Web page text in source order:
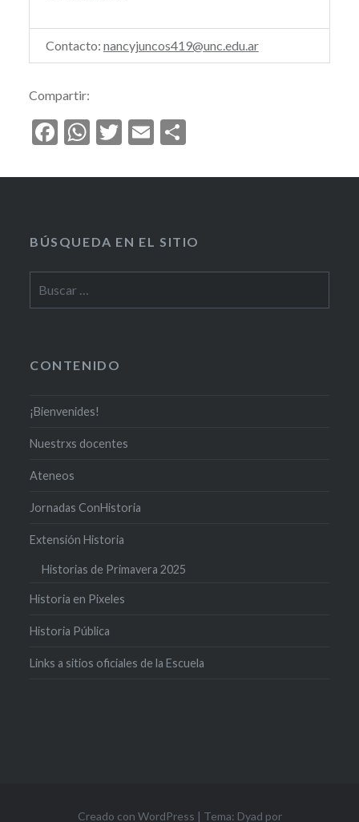
Contacto: nancyjuncos419@unc.edu.ar
Compartir:
Facebook
WhatsApp
Twitter
EmailCompartir
BÚSQUEDA EN EL SITIO
CONTENIDO
¡Bienvenides!
Nuestrxs docentes
Ateneos
Jornadas ConHistoria
Extensión Historia
Historias de Primavera 2025
Historia en Pixeles
Historia Pública
Links a sitios oficiales de la Escuela
Creado con WordPress | Tema: Dyad por